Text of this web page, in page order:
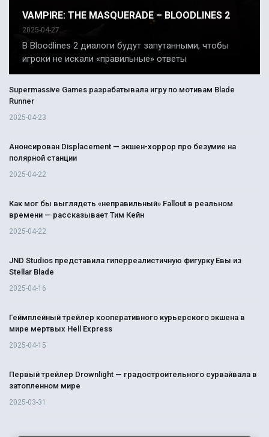
VAMPIRE: THE MASQUERADE – BLOODLINES 2
2025-04-27
В Bloodlines 2 диалоги будут запутанными, чтобы
игроки не искали «правильные» ответы
Supermassive Games разрабатывала игру по мотивам Blade
Runner
2025-04-23
Анонсирован Displacement — экшен-хоррор про безумие на
полярной станции
2025-04-22
Как мог бы выглядеть «неправильный» Fallout в реальном
времени — рассказывает Тим Кейн
2025-04-22
JND Studios представила гиперреалистичную фигурку Евы из
Stellar Blade
2025-04-16
Геймплейный трейлер кооперативного курьерского экшена в
мире мертвых Hell Express
2025-04-15
Первый трейлер Drownlight — градостроительного сурвайвала в
затопленном мире
2025-03-31